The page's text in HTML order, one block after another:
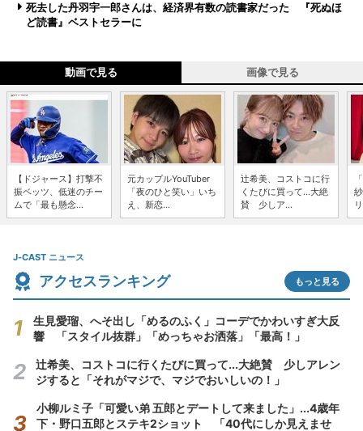
死去した丹羽宇一郎さんは、経済界有数の読書家だった 『死ぬほ
ど読書』ベストセラーに
動画で見る 画像で見る
【ドジャース】打撃不
振ベッツ、低迷のチー
ムで「最も懸念...
元カップルYouTuber
「夜のひと笑い」いち
え、新恋...
辻希美、コストコに行
くたびに買って...大絶
賛 少しア...
J-CAST ニュース
アクセスランキング もっと見る
生見愛瑠、へそ出し「めるのふく」コーデでかわいすぎ大反
響 「スタイル抜群」「めっちゃお洒落」「最高！」
辻希美、コストコに行くたびに買って...大絶賛 少しアレン
ジすると「それがマジで、マジでおいしいの！」
小柳ルミ子「可愛い弟 五郎とデートして来ました」...4歳年
下・野口五郎とステキ2ショット 「40代にしか見えませ